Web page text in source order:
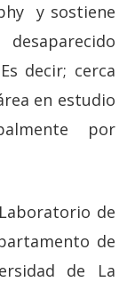
y sostiene
decir; cerca
en estudio
por
de
de
de La